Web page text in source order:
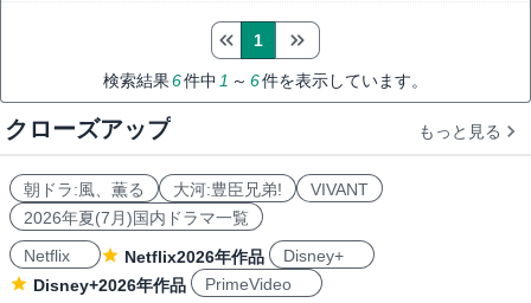
検索結果6件中 1 ～ 6件を表示しています。
1
クローズアップ もっと見る
朝ドラ:風、薫る 大河:豊臣兄弟!
VIVANT
2026年夏(7月)国内ドラマ一覧
Netflix
Netflix2026年作品
Disney+
Disney+2026年作品
PrimeVideo